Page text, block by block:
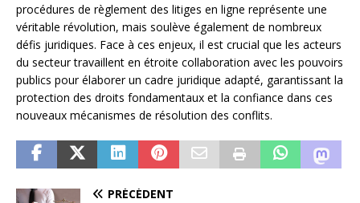
procédures de règlement des litiges en ligne représente une
véritable révolution, mais soulève également de nombreux
défis juridiques. Face à ces enjeux, il est crucial que les acteurs
du secteur travaillent en étroite collaboration avec les pouvoirs
publics pour élaborer un cadre juridique adapté, garantissant la
protection des droits fondamentaux et la confiance dans ces
nouveaux mécanismes de résolution des conflits.
PRÉCÉDENT